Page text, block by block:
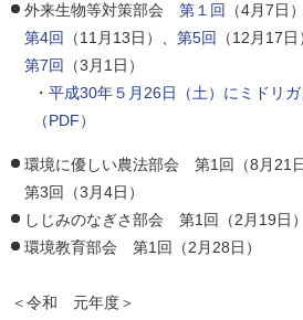
外来生物等対策部会 第１回 （4月7日）
第4回
（11月13日）、 第5回 （12月17日
第7回
（3月1日）
・ 平成30年５月26日（土）にミドリ
（PDF）
環境に優しい農法部会 第1回（8月21
第3回（3月4日）
しじみのなぎさ部会 第1回（2月19日）
環境教育部会 第1回（2月28日）
＜令和 元年度＞